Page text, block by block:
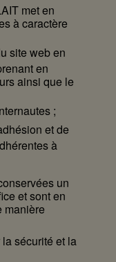
met en
à caractère
site web en
en
ainsi que le
;
et de
à
un
et sont en
manière
sécurité et la